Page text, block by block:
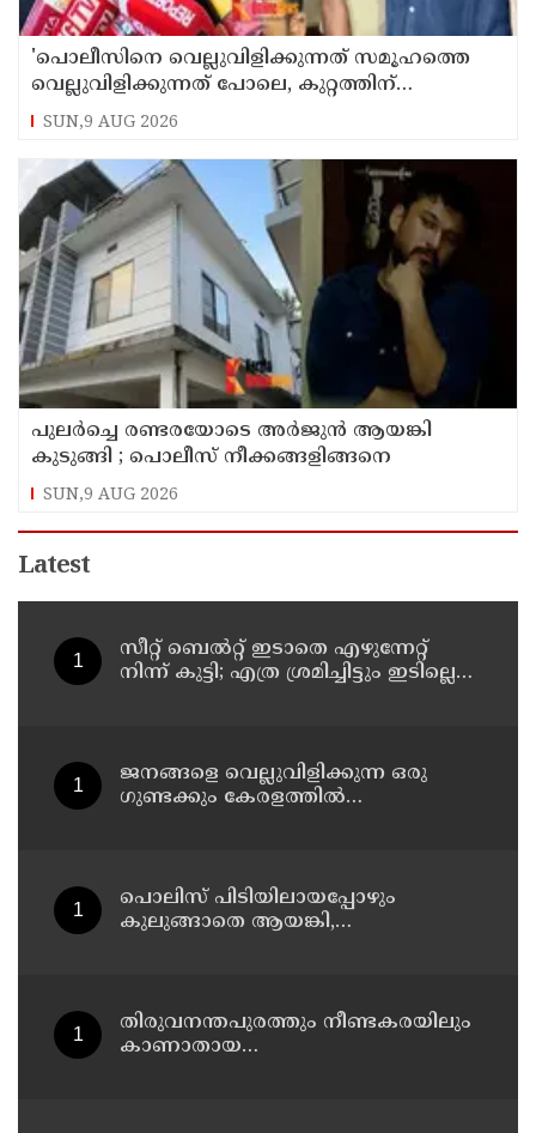
'പൊലീസിനെ വെല്ലുവിളിക്കുന്നത് സമൂഹത്തെ
വെല്ലുവിളിക്കുന്നത് പോലെ, കുറ്റത്തിന്
അനുസരിച്ച് ശിക്ഷ നല്‍കും':എഡിജിപി
SUN,9 AUG 2026
പുലര്‍ച്ചെ രണ്ടരയോടെ അര്‍ജുന്‍ ആയങ്കി
കുടുങ്ങി ; പൊലീസ് നീക്കങ്ങളിങ്ങനെ
SUN,9 AUG 2026
Latest
സീറ്റ് ബെല്‍റ്റ് ഇടാതെ എഴുന്നേറ്റ്
നിന്ന് കുട്ടി; എത്ര ശ്രമിച്ചിട്ടും ഇടില്ലെന്ന്
ജനങ്ങളെ വെല്ലുവിളിക്കുന്ന ഒരു
ഗുണ്ടക്കും കേരളത്തില്‍
പൊലിസ് പിടിയിലായപ്പോഴും
കുലുങ്ങാതെ ആയങ്കി,
തിരുവനന്തപുരത്തും നീണ്ടകരയിലും
കാണാതായ